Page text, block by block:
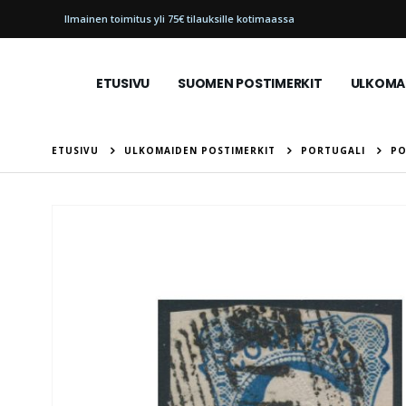
Ilmainen toimitus yli 75€ tilauksille kotimaassa
ETUSIVU SUOMEN POSTIMERKIT
ETUSIVU ULKOMAIDEN POSTIMERKIT PORTUGALI